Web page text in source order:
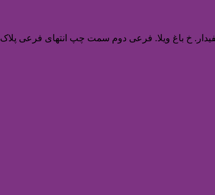
خ باغ ویلا. فرعی دوم سمت چپ انتهای فرعی پلاک 3